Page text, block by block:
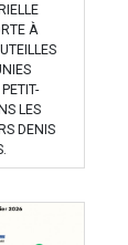
À
LES
DENIS